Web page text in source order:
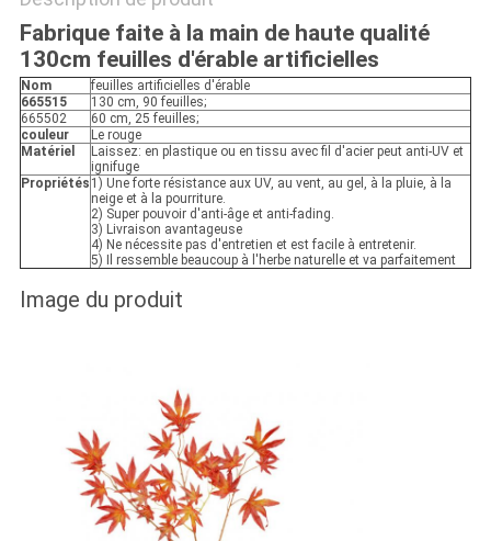
DE
CONFIDENTIALITÉ
Fabrique faite à la main de haute qualité
130cm feuilles d'érable artificielles
Nom
feuilles artificielles d'érable
665515
130 cm, 90 feuilles;
665502
60 cm, 25 feuilles;
couleur
Le rouge
Matériel
Laissez: en plastique ou en tissu avec fil d'acier peut anti-UV et
ignifuge
Propriétés 1) Une forte résistance aux UV, au vent, au gel, à la pluie, à la
neige et à la pourriture.
2) Super pouvoir d'anti-âge et anti-fading.
3) Livraison avantageuse
4) Ne nécessite pas d'entretien et est facile à entretenir.
5) Il ressemble beaucoup à l'herbe naturelle et va parfaitement
Image du produit